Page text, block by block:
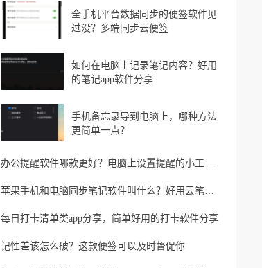
全手机平台数据同步的便签软件见
过没？多端同步云便签
如何在电脑上记录笔记内容？好用
的笔记app软件分享
手机备忘录导到电脑上，哪种方法
更简单一点？
办公提醒软件哪款更好？电脑上设置提醒的小工具推荐
苹果手机和电脑同步笔记软件叫什么？好用云笔记软件分享
每日打卡清单类app分享，简单好用的打卡软件分享
记性差该怎么破？这款便签可以及时督促你